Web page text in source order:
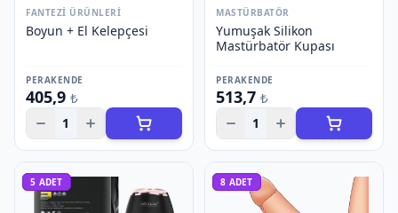
FANTEZI ÜRÜNLERI
Boyun + El Kelepçesi
PERAKENDE
405,9 ₺
1
MASTÜRBATÖR
Yumuşak Silikon
Mastürbatör Kupası
PERAKENDE
513,7 ₺
1
5 ADET 8 ADET